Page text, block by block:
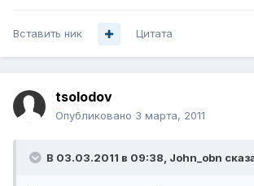
Вставить ник Цитата
tsolodov
Опубликовано 3 марта, 2011
В 03.03.2011 в 09:38, John_obn